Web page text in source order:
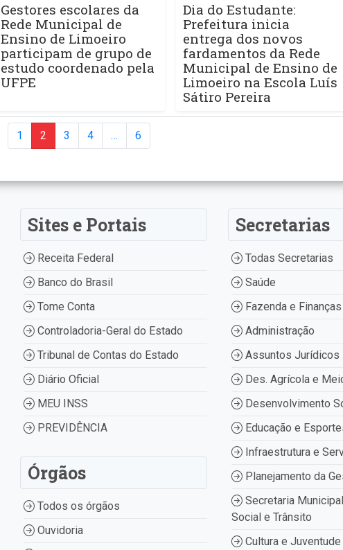
Gestores escolares da
Rede Municipal de
Ensino de Limoeiro
participam de grupo de
estudo coordenado pela
UFPE
Dia do Estudante:
Prefeitura inicia
entrega dos novos
fardamentos da Rede
Municipal de Ensino de
Limoeiro na Escola Luís
Sátiro Pereira
1 2 3 4 … 6
Sites e Portais
Receita Federal
Banco do Brasil
Tome Conta
Controladoria-Geral do Estado
Tribunal de Contas do Estado
Diário Oficial
MEU INSS
PREVIDÊNCIA
Órgãos
Todos os órgãos
Ouvidoria
Secretarias
Todas Secretarias
Saúde
Fazenda e Finanças
Administração
Assuntos Jurídicos
Des. Agrícola e
Desenvolvimento
Educação e
Infraestrutura e
Planejamento da
Secretaria
Social e Trânsito
Cultura e Juventude